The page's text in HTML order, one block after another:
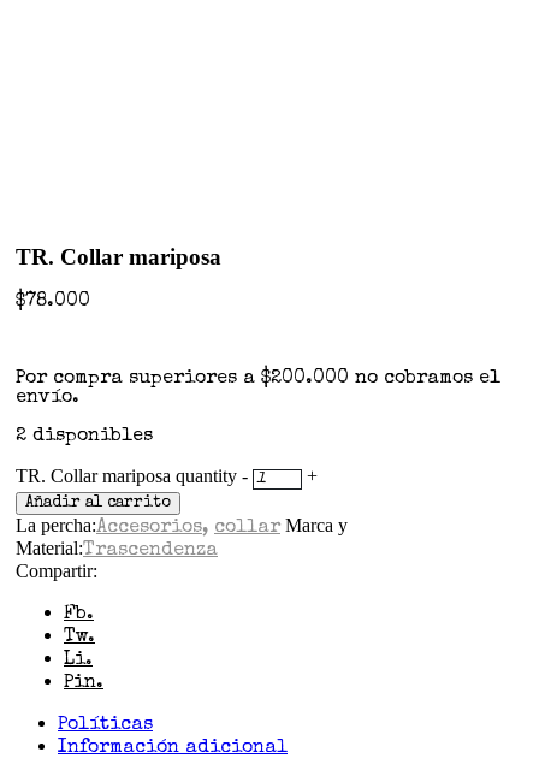
TR. Collar mariposa
$78.000
Por compra superiores a $200.000 no cobramos el
envío.
2 disponibles
TR. Collar mariposa quantity - +
Añadir al carrito
La percha:Accesorios, collar Marca y
Material:Trascendenza
Compartir:
Fb.
Tw.
Li.
Pin.
Políticas
Información adicional